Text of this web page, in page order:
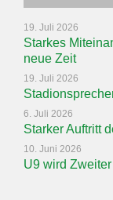
19. Juli 2026
Starkes
neue Zeit
19. Juli 2026
6. Juli 2026
Starker Auftritt
10. Juni 2026
U9 wird